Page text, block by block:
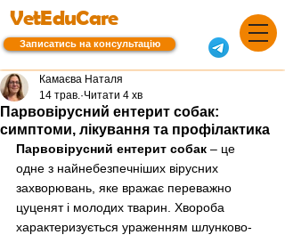
VetEduCare
Записатись на консультацію
Парвовірусний ентерит собак:
симптоми, лікування та профілактика
Камаєва Наталя
14 трав. Читати 4 хв
Парвовірусний ентерит собак – це
одне з найнебезпечніших вірусних
захворювань, яке вражає переважно
цуценят і молодих тварин. Хвороба
характеризується ураженням шлунково-